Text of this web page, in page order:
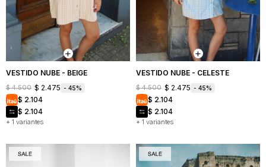
VESTIDO NUBE - BEIGE
+ 1 variantes
$ 4.500 $ 2.475 45
$ 2.104
$ 2.104
VESTIDO NUBE - CELESTE
+ 1 variantes
$ 4.500 $ 2.475 45
$ 2.104
$ 2.104
Buzos
y
sacos
Shorts
y
faldas
Mochilas
y
Carteras
Bufandas